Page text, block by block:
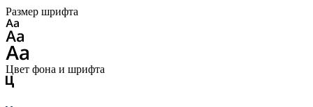
Размер шрифта
Цвет фона и шрифта